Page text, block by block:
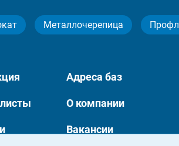
Металлочерепица
Адреса баз
О компании
Вакансии